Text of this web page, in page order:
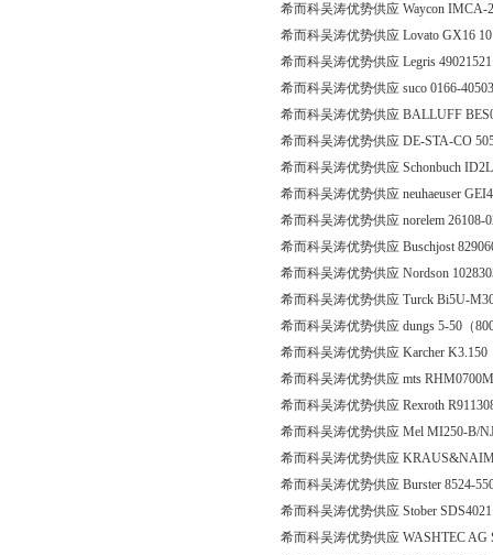
希而科吴涛优势供应 Waycon IMCA-
希而科吴涛优势供应 Lovato GX16 10
希而科吴涛优势供应 Legris
希而科吴涛优势供应 suco 0166-
希而科吴涛优势供应 BALLUFF
希而科吴涛优势供应 DE-STA-CO
希而科吴涛优势供应 Schonbuch
希而科吴涛优势供应 neuhaeuser
希而科吴涛优势供应 norelem 26108-
希而科吴涛优势供应 Buschjost
希而科吴涛优势供应 Nordson
希而科吴涛优势供应 Turck Bi5U-
希而科吴涛优势供应 dungs 5-50（
希而科吴涛优势供应 Karcher K3.150
希而科吴涛优势供应 mts
希而科吴涛优势供应 Rexroth
希而科吴涛优势供应 Mel MI250-B/
希而科吴涛优势供应
希而科吴涛优势供应 Burster 8524-
希而科吴涛优势供应 Stober
希而科吴涛优势供应 WASHTEC AG